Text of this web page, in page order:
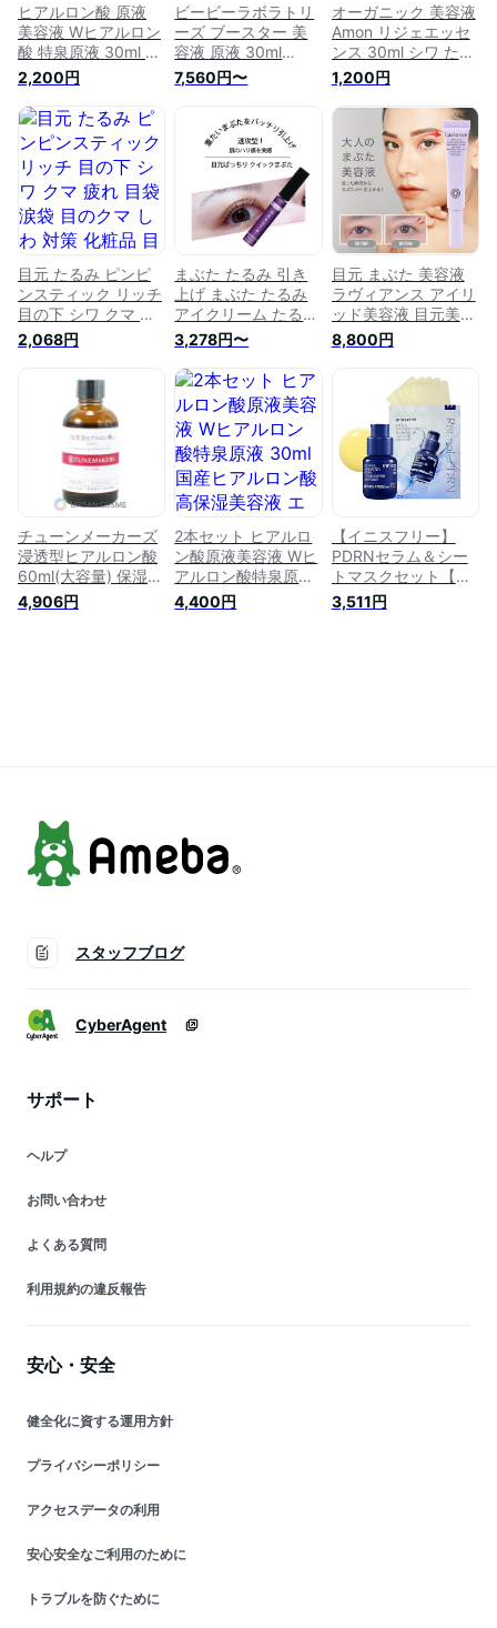
ヒアルロン酸 原液
美容液 Wヒアルロン
酸 特泉原液 30ml 国
産 ヒアルロン酸 高
保湿 美容液 エイジ
ングケア 化粧品 乾
燥 潤い 日本製 無着
色 無香料 シワ たる
み ハリ ギフト対応
可
2,200円
ビービーラボラトリ
ーズ ブースター 美
容液 原液 30ml
50ml 毛穴引き締め
たるみ毛穴 目の下の
コラーゲン ヒアルロ
ン酸 日本製 化粧品
高濃度 ほうれい線
毛穴 開き 目元 シワ
クマ 毛穴ケア 50代
まぶた ハリ ツヤ 香
料 着色料 界面活性
剤 不使用 潤い
7,560円〜
オーガニック 美容液
Amon リジェエッセ
ンス 30ml シワ たる
み ハリ くすみ 対策
用 加水分解 コラー
ゲン ヒアルロン酸
16種の 植物エキス
配合 美容 健康
1,200円
目元 たるみ ピンピ
ンスティック リッチ
目の下 シワ クマ 疲
れ 目袋 涙袋 目のク
マ しわ 対策 化粧品
2,068円
まぶた たるみ 引き
上げ まぶた たるみ
アイクリーム たるみ
まぶた専用ジェル ア
イジェル 目元 まぶ
た 美容液 セラミド
ヒアルロン酸 目尻
二重 たるみ クマ ハ
リ シワ 保湿 引き上
げ 潤い 重いまぶた
まぶた 引上げ 目元
ぱっちり クイックま
ぶた
3,278円〜
目元 まぶた 美容液
ラヴィアンス アイリ
ッド美容液 目元美容
液 目の下 目尻 二重
たるみ クマ ハリ シ
ワ 保湿 引き上げ 潤
い 機能性ペプチド
アイリス ナイアシン
アミド コラーゲン
セラミド ヒアルロン
酸 無添加 リフトア
8,800円
チューンメーカーズ
浸透型ヒアルロン酸
60ml(大容量) 保湿
乾燥 高濃度 原液 乳
酸菌 誘導体 ハリ ツ
4,906円
2本セット ヒアルロ
ン酸原液美容液 Wヒ
アルロン酸特泉原液
30ml 国産ヒアルロ
ン酸 高保湿美容液
4,400円
【イニスフリー】
PDRNセラム＆シー
トマスクセット【正
規品】[美容液+ゲル
マスク]ハリ 高密着
3,511円
スタッフブログ
CyberAgent
サポート
ヘルプ
お問い合わせ
よくある質問
利用規約の違反報告
安心・安全
健全化に資する運用方針
プライバシーポリシー
アクセスデータの利用
安心安全なご利用のために
トラブルを防ぐために